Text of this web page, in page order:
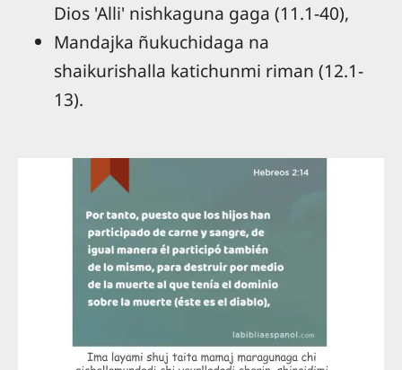
Dios 'Alli' nishkaguna gaga (11.1-40),
Mandajka ñukuchidaga na
shaikurishalla katichunmi riman (12.1-
13).